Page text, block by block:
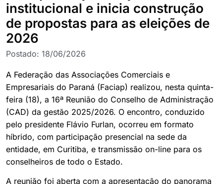
institucional e inicia construção
de propostas para as eleições de
2026
Postado: 18/06/2026
A Federação das Associações Comerciais e
Empresariais do Paraná (Faciap) realizou, nesta quinta-
feira (18), a 16ª Reunião do Conselho de Administração
(CAD) da gestão 2025/2026. O encontro, conduzido
pelo presidente Flávio Furlan, ocorreu em formato
híbrido, com participação presencial na sede da
entidade, em Curitiba, e transmissão on-line para os
conselheiros de todo o Estado.
A reunião foi aberta com a apresentação do panorama